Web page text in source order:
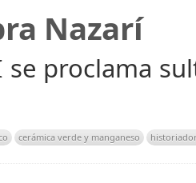
Nazarí
proclama
cerámica verde y manganeso